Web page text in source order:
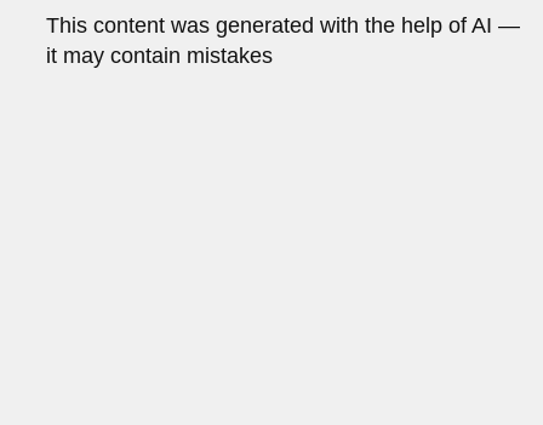
This content was generated with the help of AI —
it may contain mistakes